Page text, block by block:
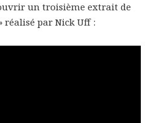
un troisième extrait de
réalisé par Nick Uff :